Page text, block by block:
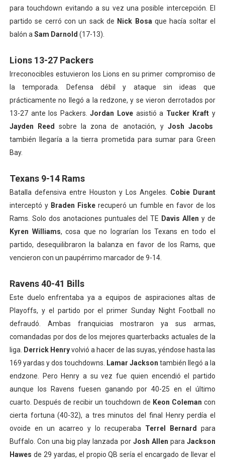
para touchdown evitando a su vez una posible intercepción. El
partido se cerró con un sack de Nick Bosa que hacía soltar el
balón a Sam Darnold (17-13).
Lions 13-27 Packers
Irreconocibles estuvieron los Lions en su primer compromiso de
la temporada. Defensa débil y ataque sin ideas que
prácticamente no llegó a la redzone, y se vieron derrotados por
13-27 ante los Packers.Jordan Love asistió a Tucker Kraft y
Jayden Reed
sobre la zona de anotación, y Josh Jacobs
también llegaría a la tierra prometida para sumar para Green
Bay.
Texans 9-14 Rams
Batalla defensiva entre Houston y Los Angeles. Cobie Durant
interceptó y Braden Fiske recuperó un fumble en favor de los
Rams. Solo dos anotaciones puntuales del TE Davis Allen y de
Kyren Williams, cosa que no lograrían los Texans en todo el
partido, desequilibraron la balanza en favor de los Rams, que
vencieron con un paupérrimo marcador de 9-14.
Ravens 40-41 Bills
Este duelo enfrentaba ya a equipos de aspiraciones altas de
Playoffs, y el partido por el primer Sunday Night Football no
defraudó. Ambas franquicias mostraron ya sus armas,
comandadas por dos de los mejores quarterbacks actuales de la
liga.
Derrick Henryvolvió a hacer de las suyas, yéndose hasta las
169 yardas y dos touchdowns.
Lamar Jackson también llegó a la
endzone. Pero Henry a su vez fue quien encendió el partido
aunque los Ravens fuesen ganando por 40-25 en el último
cuarto. Después de recibir un touchdown de Keon Coleman con
cierta fortuna (40-32), a tres minutos del final Henry perdía el
ovoide en un acarreo y lo recuperaba Terrel Bernard
para
Buffalo. Con una big play lanzada por Josh Allen para Jackson
Hawes de 29 yardas, el propio QB sería el encargado de llevar el